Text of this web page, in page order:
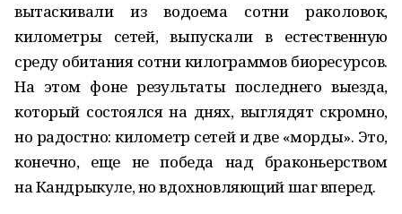
вытаскивали из водоема сотни раколовок,
километры сетей, выпускали в естественную
среду обитания сотни килограммов биоресурсов.
На этом фоне результаты последнего выезда,
который состоялся на днях, выглядят скромно,
но радостно: километр сетей и две «морды». Это,
конечно, еще не победа над браконьерством
на Кандрыкуле, но вдохновляющий шаг вперед.